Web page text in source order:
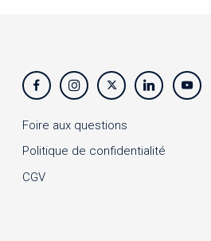
Foire aux questions
Politique de confidentialité
CGV